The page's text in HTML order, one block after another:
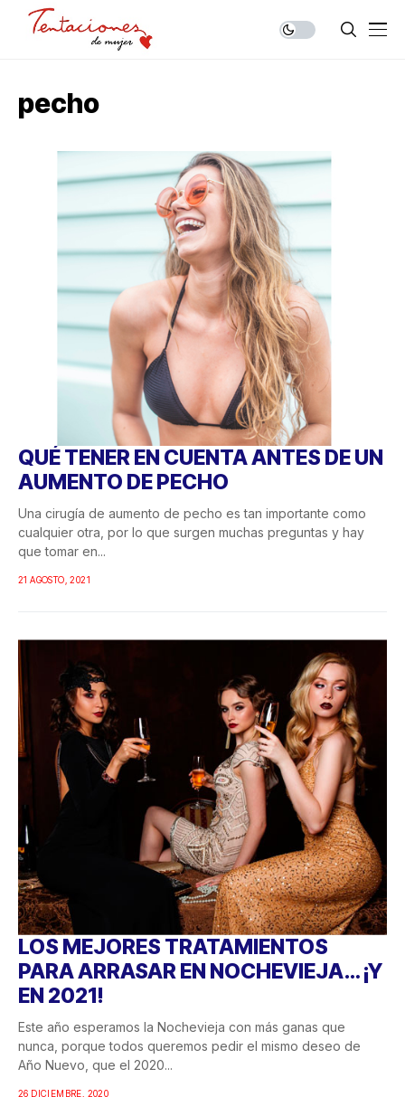
pecho
QUÉ TENER EN CUENTA ANTES DE UN
AUMENTO DE PECHO
Una cirugía de aumento de pecho es tan importante como
cualquier otra, por lo que surgen muchas preguntas y hay
que tomar en...
21 AGOSTO, 2021
LOS MEJORES TRATAMIENTOS
PARA ARRASAR EN NOCHEVIEJA… ¡Y
EN 2021!
Este año esperamos la Nochevieja con más ganas que
nunca, porque todos queremos pedir el mismo deseo de
Año Nuevo, que el 2020...
26 DICIEMBRE, 2020